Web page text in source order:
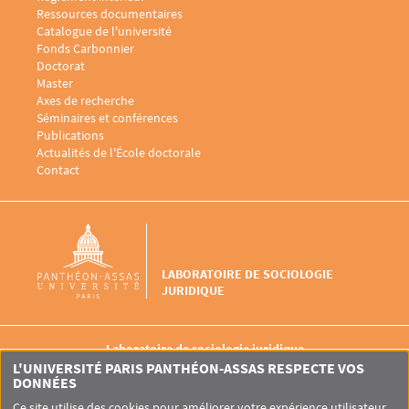
Menu footer Laboratoire sociologie juridique 2
Ressources documentaires
Catalogue de l'université
Fonds Carbonnier
Menu footer Laboratoire sociologie juridique 3
Doctorat
Master
Menu footer Laboratoire sociologie juridique 4
Axes de recherche
Séminaires et conférences
Publications
Actualités de l'École doctorale
Menu footer Laboratoire sociologie juridique 5
Contact
LABORATOIRE DE SOCIOLOGIE
JURIDIQUE
Laboratoire de sociologie juridique
1 Rue d’Ulm
L'UNIVERSITÉ PARIS PANTHÉON-ASSAS RESPECTE VOS
DONNÉES